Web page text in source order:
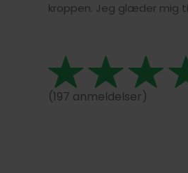
kroppen. Jeg glæder mig
(197 anmeldelser)